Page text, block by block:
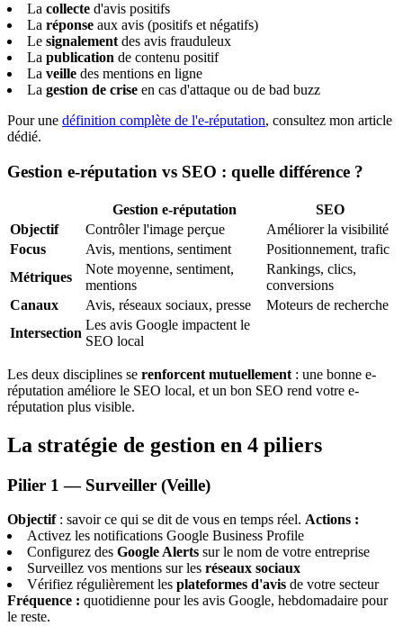
La collecte d'avis positifs
La réponse aux avis (positifs et négatifs)
Le signalement des avis frauduleux
La publication de contenu positif
La veille des mentions en ligne
La gestion de crise en cas d'attaque ou de bad buzz
Pour une définition complète de l'e-réputation, consultez mon article
dédié.
Gestion e-réputation vs SEO : quelle différence ?
Gestion e-réputation
SEO
Objectif
Contrôler l'image perçue
Améliorer la visibilité
Focus
Avis, mentions, sentiment
Positionnement, trafic
Métriques
Note moyenne, sentiment,
mentions
Rankings, clics,
conversions
Canaux
Avis, réseaux sociaux, presse
Moteurs de recherche
Intersection
Les avis Google impactent le
SEO local
Les deux disciplines se renforcent mutuellement : une bonne e-
réputation améliore le SEO local, et un bon SEO rend votre e-
réputation plus visible.
La stratégie de gestion en 4 piliers
Pilier 1 — Surveiller (Veille)
Objectif: savoir ce qui se dit de vous en temps réel. Actions :
Activez les notifications Google Business Profile
Configurez des Google Alerts sur le nom de votre entreprise
Surveillez vos mentions sur les réseaux sociaux
Vérifiez régulièrement les plateformes d'avis de votre secteur
Fréquence : quotidienne pour les avis Google, hebdomadaire pour
le reste.